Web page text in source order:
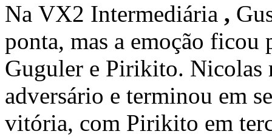
Na VX2 Intermediária ,
ponta, mas a emoção
Guguler e Pirikito. Nicolas
adversário e terminou em
vitória, com Pirikito em